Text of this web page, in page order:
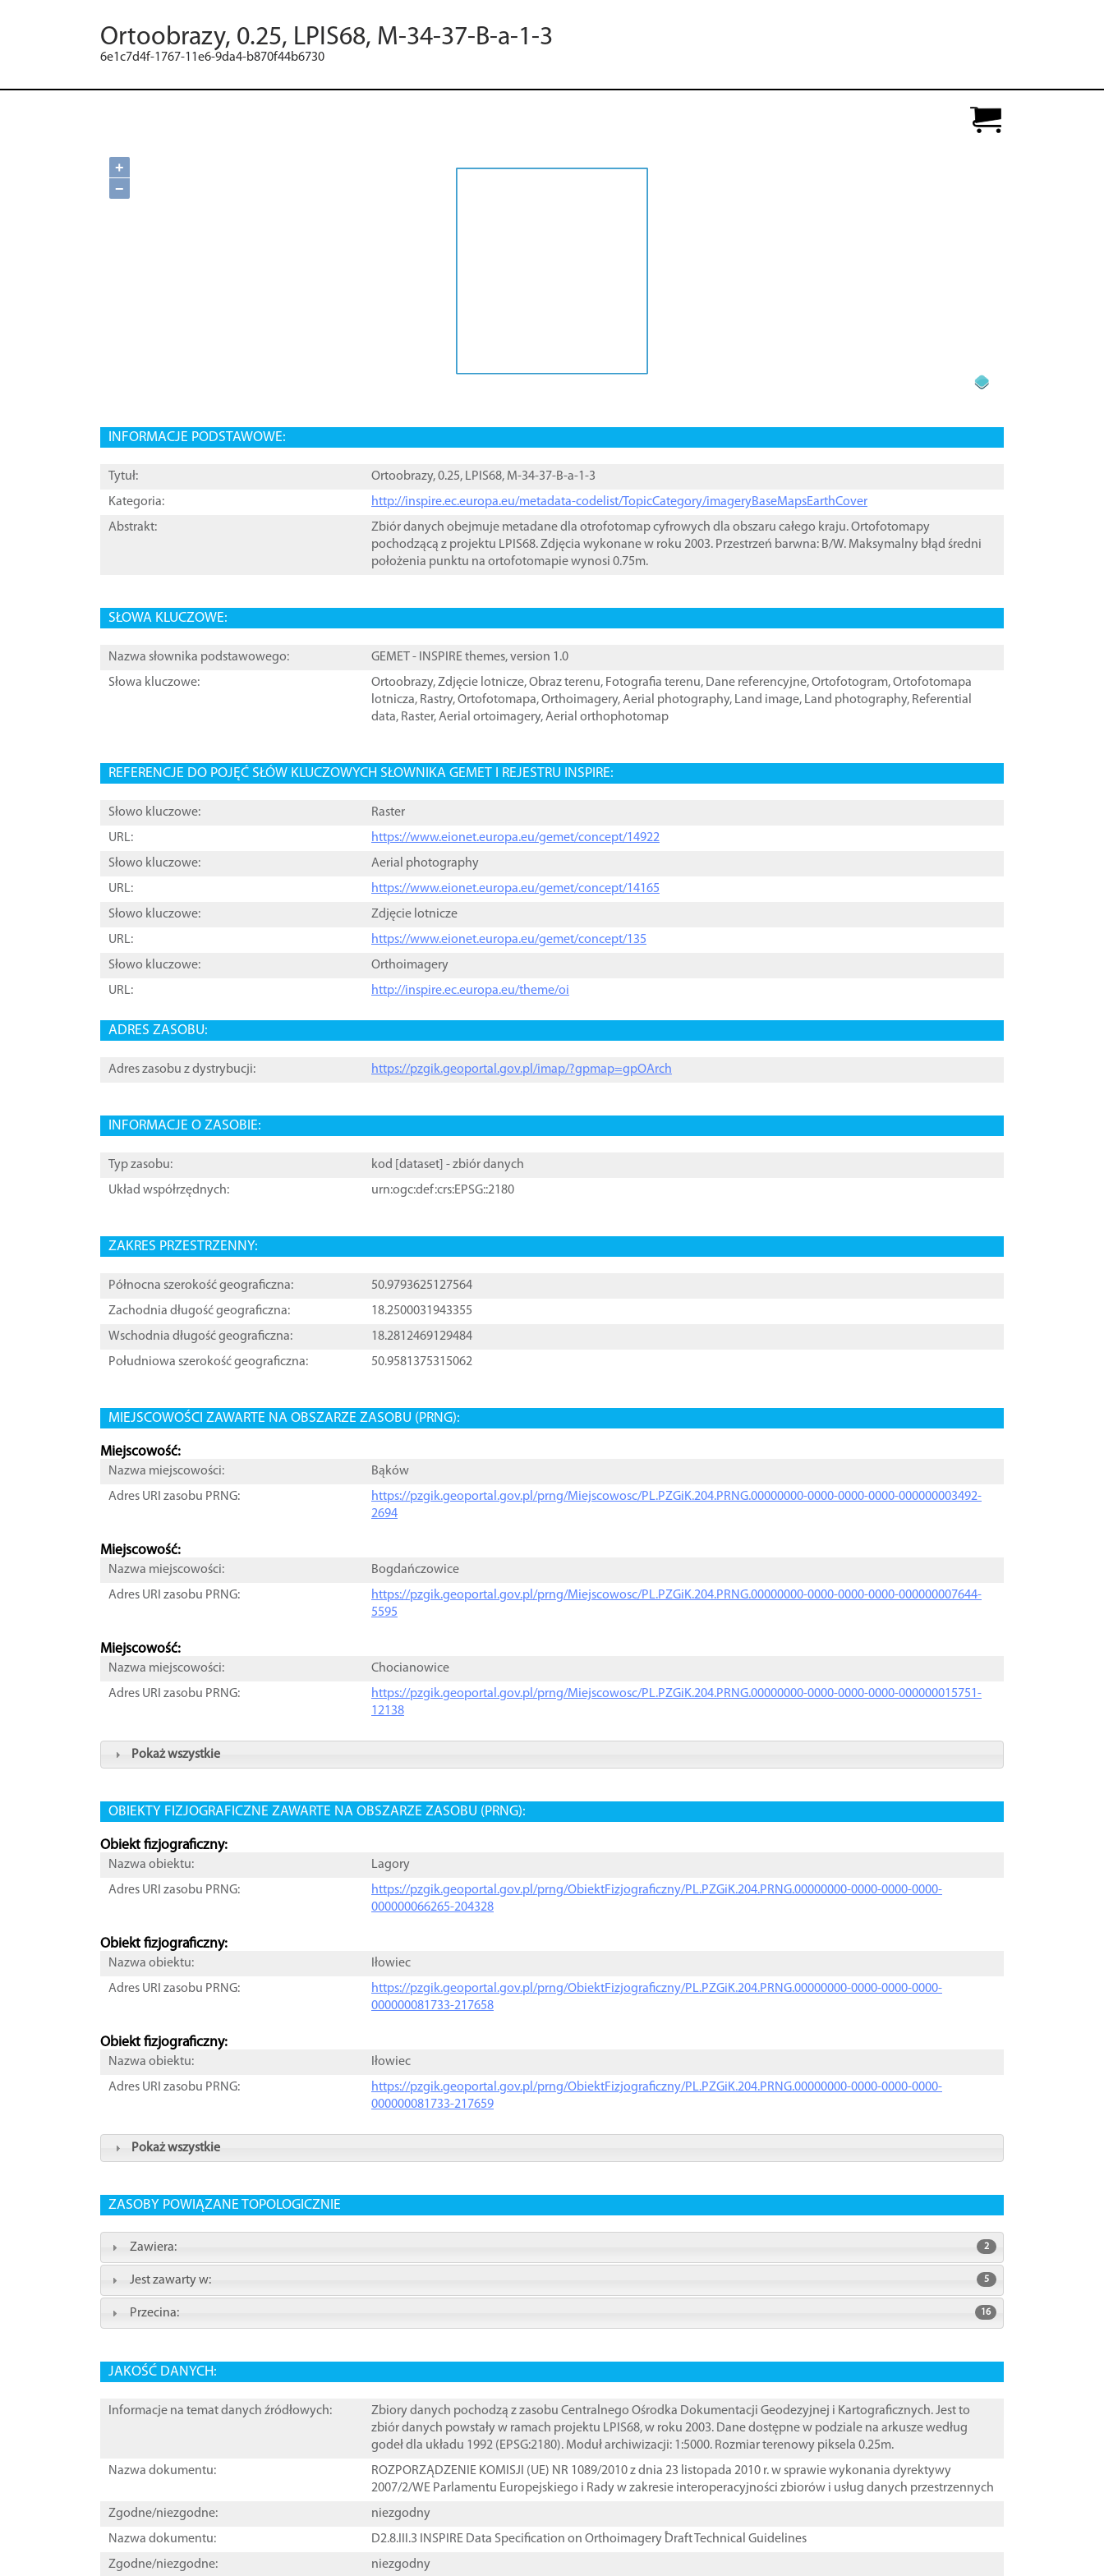
Ortoobrazy, 0.25, LPIS68, M-34-37-B-a-1-3
6e1c7d4f-1767-11e6-9da4-b870f44b6730
+
−
INFORMACJE PODSTAWOWE:
Tytuł:
Ortoobrazy, 0.25, LPIS68, M-34-37-B-a-1-3
Kategoria:
http://inspire.ec.europa.eu/metadata-codelist/TopicCategory/imageryBaseMapsEarthCover
Abstrakt:
Zbiór danych obejmuje metadane dla otrofotomap cyfrowych dla obszaru całego kraju. Ortofotomapy
pochodzącą z projektu LPIS68. Zdjęcia wykonane w roku 2003. Przestrzeń barwna: B/W. Maksymalny błąd średni
położenia punktu na ortofotomapie wynosi 0.75m.
SŁOWA KLUCZOWE:
Nazwa słownika podstawowego:
GEMET - INSPIRE themes, version 1.0
Słowa kluczowe:
Ortoobrazy,Zdjęcie lotnicze,Obraz terenu, Fotografia terenu, Dane referencyjne,Ortofotogram,Ortofotomapa
lotnicza, Rastry,Ortofotomapa,Orthoimagery,Aerial photography, Land image, Land photography, Referential
data, Raster,Aerial ortoimagery,Aerial orthophotomap
REFERENCJE DO POJĘĆ SŁÓW KLUCZOWYCH SŁOWNIKA GEMET I REJESTRU INSPIRE:
Słowo kluczowe:
Raster
URL:
https://www.eionet.europa.eu/gemet/concept/14922
Słowo kluczowe:
Aerial photography
URL:
https://www.eionet.europa.eu/gemet/concept/14165
Słowo kluczowe:
Zdjęcie lotnicze
URL:
https://www.eionet.europa.eu/gemet/concept/135
Słowo kluczowe:
Orthoimagery
URL:
http://inspire.ec.europa.eu/theme/oi
ADRES ZASOBU:
Adres zasobu z dystrybucji: https://pzgik.geoportal.gov.pl/imap/?gpmap=gpOArch
INFORMACJE O ZASOBIE:
Typ zasobu: kod [ dataset ] - zbiór danych
Układ współrzędnych:
urn:ogc:def:crs:EPSG::2180
ZAKRES PRZESTRZENNY:
Północna szerokość geograficzna:
50.9793625127564
Zachodnia długość geograficzna:
18.2500031943355
Wschodnia długość geograficzna:
18.2812469129484
Południowa szerokość geograficzna:
50.9581375315062
MIEJSCOWOŚCI ZAWARTE NA OBSZARZE ZASOBU (PRNG):
Miejscowość:
Nazwa miejscowości:
Bąków
Adres URI zasobu PRNG:
https://pzgik.geoportal.gov.pl/prng/Miejscowosc/PL.PZGiK.204.PRNG.00000000-0000-0000-0000-000000003492-
2694
Miejscowość:
Nazwa miejscowości:
Bogdańczowice
Adres URI zasobu PRNG:
https://pzgik.geoportal.gov.pl/prng/Miejscowosc/PL.PZGiK.204.PRNG.00000000-0000-0000-0000-000000007644-
5595
Miejscowość:
Nazwa miejscowości:
Chocianowice
Adres URI zasobu PRNG:
https://pzgik.geoportal.gov.pl/prng/Miejscowosc/PL.PZGiK.204.PRNG.00000000-0000-0000-0000-000000015751-
12138
Pokaż wszystkie
OBIEKTY FIZJOGRAFICZNE ZAWARTE NA OBSZARZE ZASOBU (PRNG):
Obiekt fizjograficzny:
Nazwa obiektu:
Lagory
Adres URI zasobu PRNG:
https://pzgik.geoportal.gov.pl/prng/ObiektFizjograficzny/PL.PZGiK.204.PRNG.00000000-0000-0000-0000-
000000066265-204328
Obiekt fizjograficzny:
Nazwa obiektu:
Iłowiec
Adres URI zasobu PRNG:
https://pzgik.geoportal.gov.pl/prng/ObiektFizjograficzny/PL.PZGiK.204.PRNG.00000000-0000-0000-0000-
000000081733-217658
Obiekt fizjograficzny:
Nazwa obiektu:
Iłowiec
Adres URI zasobu PRNG:
https://pzgik.geoportal.gov.pl/prng/ObiektFizjograficzny/PL.PZGiK.204.PRNG.00000000-0000-0000-0000-
000000081733-217659
Pokaż wszystkie
ZASOBY POWIĄZANE TOPOLOGICZNIE
Zawiera: 2
Jest zawarty w: 5
Przecina: 16
JAKOŚĆ DANYCH:
Informacje na temat danych źródłowych:
Zbiory danych pochodzą z zasobu Centralnego Ośrodka Dokumentacji Geodezyjnej i Kartograficznych. Jest to
zbiór danych powstały w ramach projektu LPIS68, w roku 2003. Dane dostępne w podziale na arkusze według
godeł dla układu 1992 (EPSG:2180). Moduł archiwizacji: 1:5000. Rozmiar terenowy piksela 0.25m.
Nazwa dokumentu:
ROZPORZĄDZENIE KOMISJI (UE) NR 1089/2010 z dnia 23 listopada 2010 r. w sprawie wykonania dyrektywy
2007/2/WE Parlamentu Europejskiego i Rady w zakresie interoperacyjności zbiorów i usług danych przestrzennych
Zgodne/niezgodne:
niezgodny
Nazwa dokumentu:
D2.8.III.3 INSPIRE Data Specification on Orthoimagery ֠Draft Technical Guidelines
Zgodne/niezgodne:
niezgodny